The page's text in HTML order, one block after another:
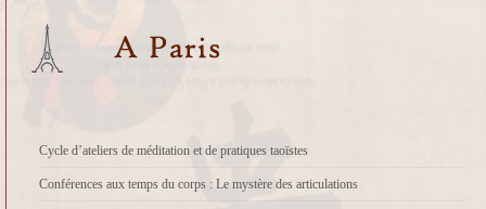
Cycle d’ateliers de méditation et de pratiques taoïstes
Conférences aux temps du corps : Le mystère des articulations